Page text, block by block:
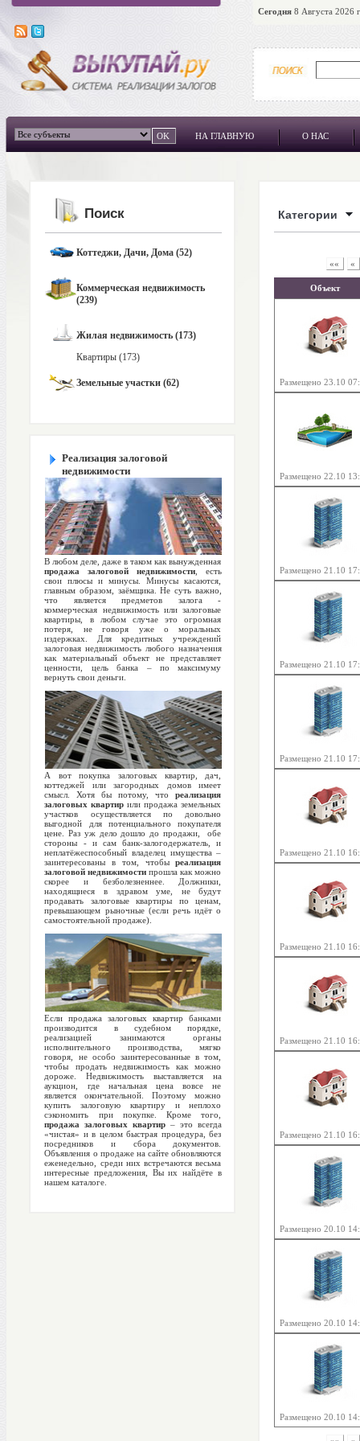
Сегодня 8 Августа 2026
НА ГЛАВНУЮ О НАС
Поиск
Коттеджи, Дачи, Дома (52)
Коммерческая недвижимость
(239)
Жилая недвижимость (173)
Квартиры (173)
Земельные участки (62)
Реализация залоговой
недвижимости
В любом деле, даже в таком как вынужденная
продажа залоговой недвижимости, есть
свои плюсы и минусы. Минусы касаются,
главным образом, заёмщика. Не суть важно,
что является предметов залога -
коммерческая недвижимость или залоговые
квартиры, в любом случае это огромная
потеря, не говоря уже о моральных
издержках. Для кредитных учреждений
залоговая недвижимость любого назначения
как материальный объект не представляет
ценности, цель банка – по максимуму
вернуть свои деньги.
А вот покупка залоговых квартир, дач,
коттеджей или загородных домов имеет
смысл. Хотя бы потому, чтореализация
залоговых квартир или продажа земельных
участков осуществляется по довольно
выгодной для потенциального покупателя
цене. Раз уж дело дошло до продажи, обе
стороны - и сам банк-залогодержатель, и
неплатёжеспособный владелец имущества –
заинтересованы в том, чтобыреализация
залоговой недвижимости прошла как можно
скорее и безболезненнее. Должники,
находящиеся в здравом уме, не будут
продавать залоговые квартиры по ценам,
превышающем рыночные (если речь идёт о
самостоятельной продаже).
Если продажа залоговых квартир банками
производится в судебном порядке,
реализацией занимаются органы
исполнительного производства, мягко
говоря, не особо заинтересованные в том,
чтобы продать недвижимость как можно
дороже. Недвижимость выставляется на
аукцион, где начальная цена вовсе не
является окончательной. Поэтому можно
купить залоговую квартиру и неплохо
сэкономить при покупке. Кроме того,
продажа залоговых квартир – это всегда
«чистая» и в целом быстрая процедура, без
посредников и сбора документов.
Объявления о продаже на сайте обновляются
еженедельно, среди них встречаются весьма
интересные предложения, Вы их найдёте в
нашем каталоге.
Категории
«« «
Объект
Размещено 23.10
Размещено 22.10
Размещено 21.10
Размещено 21.10
Размещено 21.10
Размещено 21.10
Размещено 21.10
Размещено 21.10
Размещено 21.10
Размещено 20.10
Размещено 20.10
Размещено 20.10